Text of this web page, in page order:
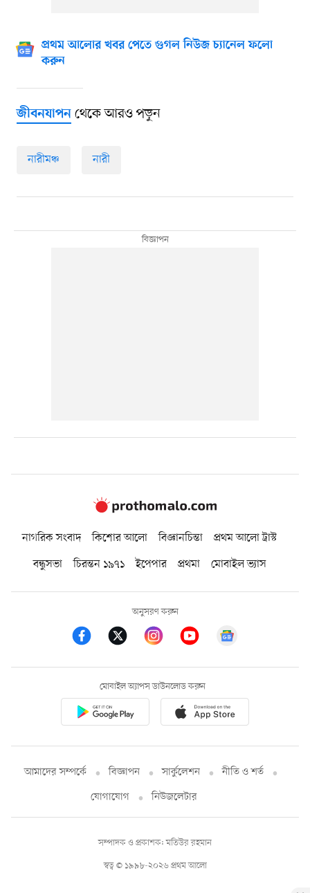
প্রথম আলোর খবর পেতে গুগল নিউজ চ্যানেল ফলো
করুন
জীবনযাপনথেকে আরও পড়ুন
নারীমঞ্চ নারী
নাগরিক সংবাদ কিশোর আলো বিজ্ঞানচিন্তা
প্রথম আলো ট্রাস্ট
বন্ধুসভা
চিরন্তন ১৯৭১ ইপেপার প্রথমা মোবাইল ভ্যাস
অনুসরণ করুন
মোবাইল অ্যাপস ডাউনলোড করুন
আমাদের সম্পর্কে বিজ্ঞাপন সার্কুলেশন
নীতি ও শর্ত
যোগাযোগ
নিউজলেটার
স্বত্ব © ১৯৯৮-২০২৬ প্রথম আলো
সম্পাদক ও প্রকাশক: মতিউর রহমান